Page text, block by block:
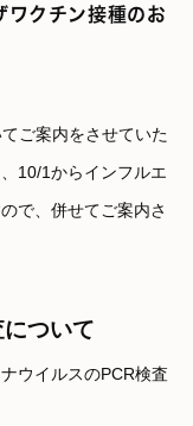
クチン接種のお
ご案内をさせていた
、10/1からインフルエ
で、併せてご案内さ
ついて
ウイルスのPCR検査